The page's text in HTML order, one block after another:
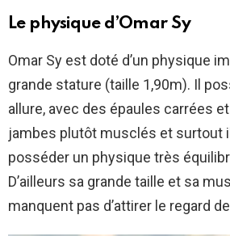
Le physique d’Omar Sy
Omar Sy est doté d’un physique
grande stature (taille 1,90m). Il
allure, avec des épaules carrées
jambes plutôt musclés et surtout
posséder un physique très
D’ailleurs sa grande taille et sa
manquent pas d’attirer le regard